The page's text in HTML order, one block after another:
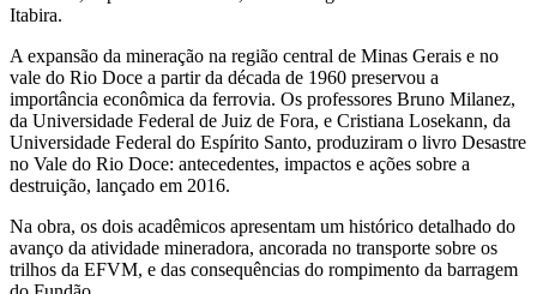
Itabira.
A expansão da mineração na região central de Minas Gerais e no
vale do Rio Doce a partir da década de 1960 preservou a
importância econômica da ferrovia. Os professores Bruno Milanez,
da Universidade Federal de Juiz de Fora, e Cristiana Losekann, da
Universidade Federal do Espírito Santo, produziram o livro Desastre
no Vale do Rio Doce: antecedentes, impactos e ações sobre a
destruição, lançado em 2016.
Na obra, os dois acadêmicos apresentam um histórico detalhado do
avanço da atividade mineradora, ancorada no transporte sobre os
trilhos da EFVM, e das consequências do rompimento da barragem